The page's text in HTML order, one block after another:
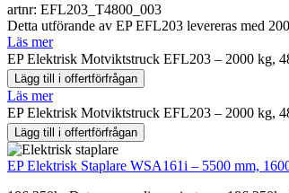
artnr: EFL203_T4800_003
Detta utförande av EP EFL203 levereras med
Läs mer
EP Elektrisk Motviktstruck EFL203 – 2000 kg,
Lägg till i offertförfrågan
Läs mer
EP Elektrisk Motviktstruck EFL203 – 2000 kg,
Lägg till i offertförfrågan
EP Elektrisk Staplare WSA161i – 5500 mm,